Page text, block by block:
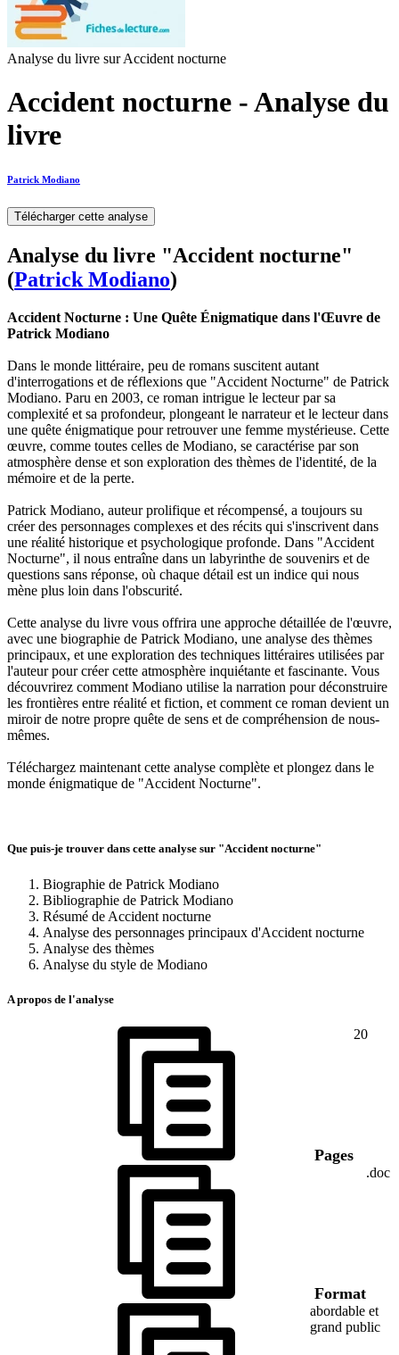
Analyse du livre sur Accident nocturne
Accident nocturne - Analyse du
livre
Patrick Modiano
Télécharger cette analyse
Analyse du livre "Accident nocturne"
(Patrick Modiano)
Accident Nocturne : Une Quête Énigmatique dans l'Œuvre de
Patrick Modiano
Dans le monde littéraire, peu de romans suscitent autant
d'interrogations et de réflexions que "Accident Nocturne" de Patrick
Modiano. Paru en 2003, ce roman intrigue le lecteur par sa
complexité et sa profondeur, plongeant le narrateur et le lecteur dans
une quête énigmatique pour retrouver une femme mystérieuse. Cette
œuvre, comme toutes celles de Modiano, se caractérise par son
atmosphère dense et son exploration des thèmes de l'identité, de la
mémoire et de la perte.
Patrick Modiano, auteur prolifique et récompensé, a toujours su
créer des personnages complexes et des récits qui s'inscrivent dans
une réalité historique et psychologique profonde. Dans "Accident
Nocturne", il nous entraîne dans un labyrinthe de souvenirs et de
questions sans réponse, où chaque détail est un indice qui nous
mène plus loin dans l'obscurité.
Cette analyse du livre vous offrira une approche détaillée de l'œuvre,
avec une biographie de Patrick Modiano, une analyse des thèmes
principaux, et une exploration des techniques littéraires utilisées par
l'auteur pour créer cette atmosphère inquiétante et fascinante. Vous
découvrirez comment Modiano utilise la narration pour déconstruire
les frontières entre réalité et fiction, et comment ce roman devient un
miroir de notre propre quête de sens et de compréhension de nous-
mêmes.
Téléchargez maintenant cette analyse complète et plongez dans le
monde énigmatique de "Accident Nocturne".
Que puis-je trouver dans cette analyse sur "Accident nocturne"
Biographie de Patrick Modiano
Bibliographie de Patrick Modiano
Résumé de Accident nocturne
Analyse des personnages principaux d'Accident nocturne
Analyse des thèmes
Analyse du style de Modiano
A propos de l'analyse
Pages
20
Format
.doc
abordable et
grand public